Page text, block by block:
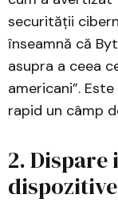
securității
înseamnă că
asupra a ceea
americani”.
rapid un câmp
2.